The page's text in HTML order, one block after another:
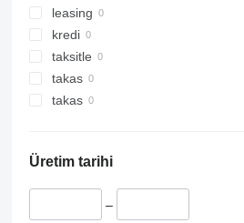
leasing
kredi
taksitle
takas
takas
Üretim tarihi
–